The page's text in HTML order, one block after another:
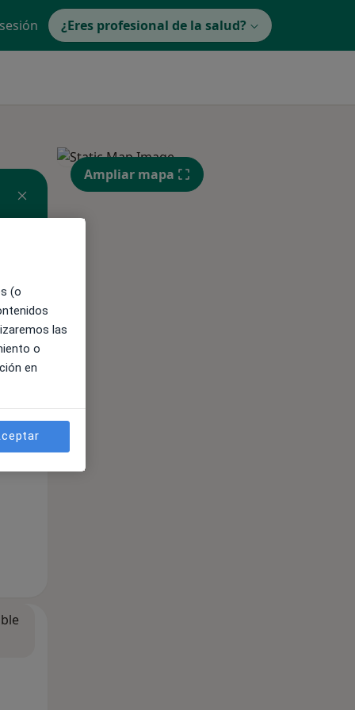
¿Eres profesional de la salud?
Ampliar mapa
(o
las
o
en